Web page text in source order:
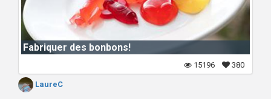
Fabriquer des bonbons!
380
15196
LaureC